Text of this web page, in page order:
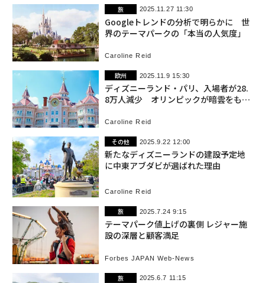
旅 2025.11.27 11:30
Googleトレンドの分析で明らかに 世
界のテーマパークの「本当の人気度」
Caroline Reid
欧州 2025.11.9 15:30
ディズニーランド・パリ、入場者が28.
8万人減少 オリンピックが暗雲をもた
Caroline Reid
その他 2025.9.22 12:00
新たなディズニーランドの建設予定地
に中東アブダビが選ばれた理由
Caroline Reid
旅 2025.7.24 9:15
テーマパーク値上げの裏側 レジャー施
設の深層と顧客満足
Forbes JAPAN Web-News
旅 2025.6.7 11:15